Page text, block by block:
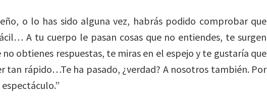
o lo has sido alguna vez, habrás podido comprobar que
A tu cuerpo le pasan cosas que no entiendes, te surgen
obtienes respuestas, te miras en el espejo y te gustaría que
tan rápido…Te ha pasado, ¿verdad? A nosotros también. Por